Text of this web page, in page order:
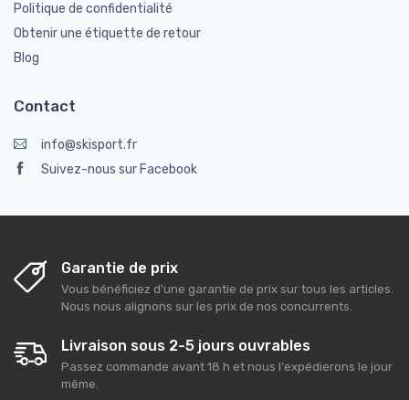
Politique de confidentialité
Obtenir une étiquette de retour
Blog
Contact
info@skisport.fr
Suivez-nous sur Facebook
Garantie de prix
Vous bénéficiez d'une garantie de prix sur tous les articles.
Nous nous alignons sur les prix de nos concurrents.
Livraison sous 2-5 jours ouvrables
Passez commande avant 18 h et nous l'expédierons le jour
même.